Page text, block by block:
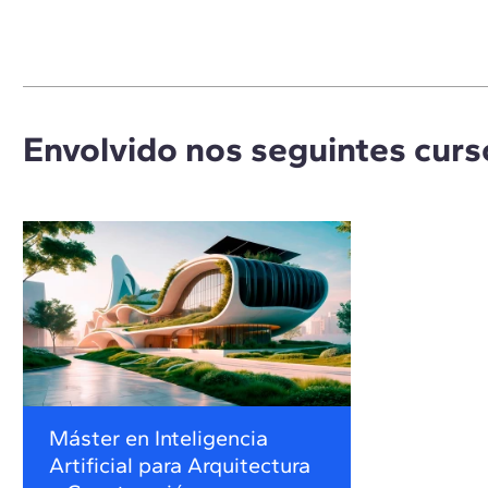
Envolvido nos seguintes
Máster en Inteligencia
Artificial para Arquitectura